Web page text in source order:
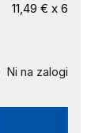
11,49 € x 6
Ni na zalogi